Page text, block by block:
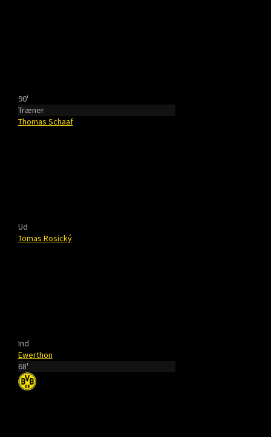
90'
Træner
Thomas Schaaf
Ud
Tomas Rosický
Ind
Ewerthon
68'